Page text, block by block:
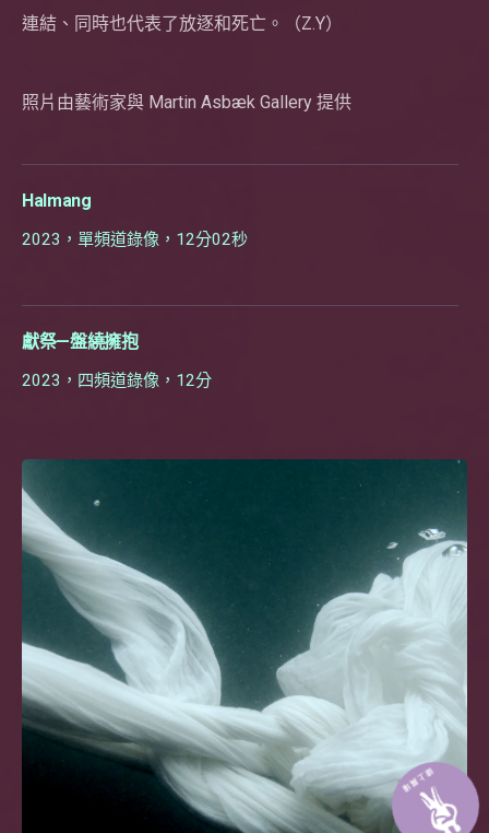
連結、同時也代表了放逐和死亡。（Z.Y）
照片由藝術家與 Martin Asbæk Gallery 提供
Halmang
2023，單頻道錄像，12分02秒
獻祭—盤繞擁抱
2023，四頻道錄像，12分